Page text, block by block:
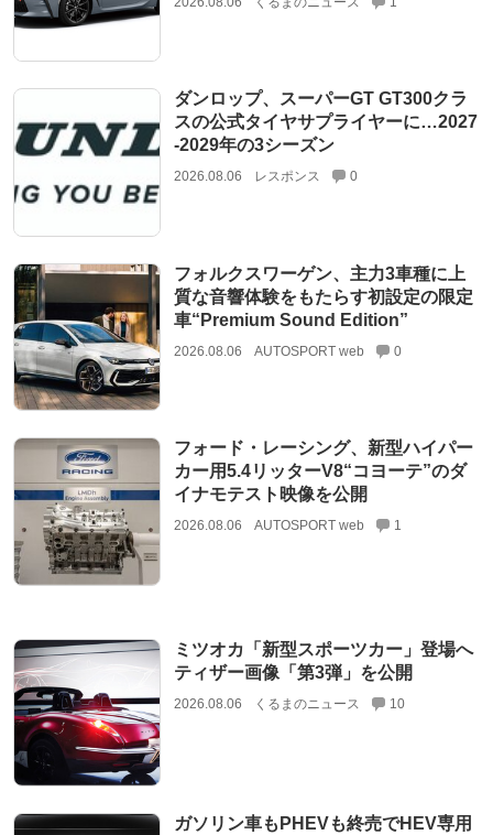
ダンロップ、スーパーGT GT300クラ
スの公式タイヤサプライヤーに…2027
‐2029年の3シーズン
2026.08.06 レスポンス 0
フォルクスワーゲン、主力3車種に上
質な音響体験をもたらす初設定の限定
車“Premium Sound Edition”
2026.08.06 AUTOSPORT web 0
フォード・レーシング、新型ハイパー
カー用5.4リッターV8“コヨーテ”のダ
イナモテスト映像を公開
2026.08.06 AUTOSPORT web 1
ミツオカ「新型スポーツカー」登場へ
ティザー画像「第3弾」を公開
2026.08.06 くるまのニュース 10
ガソリン車もPHEVも終売でHEV専用